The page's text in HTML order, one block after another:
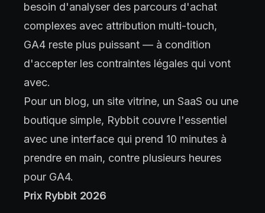
besoin d'analyser des parcours d'achat
complexes avec attribution multi-touch,
GA4 reste plus puissant — à condition
d'accepter les contraintes légales qui vont
avec.
Pour un blog, un site vitrine, un SaaS ou une
boutique simple, Rybbit couvre l'essentiel
avec une interface qui prend 10 minutes à
prendre en main, contre plusieurs heures
pour GA4.
Prix Rybbit 2026